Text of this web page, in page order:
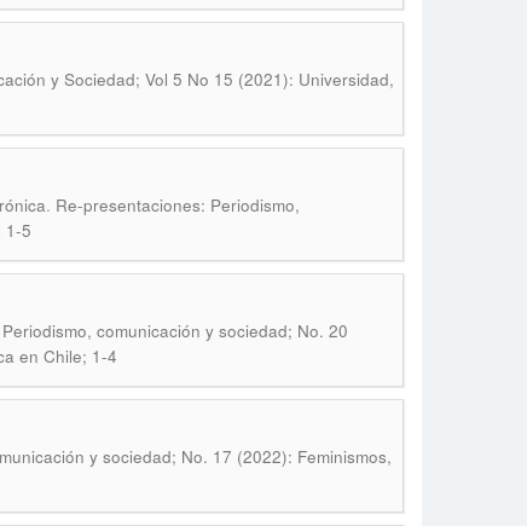
y Sociedad; Vol 5 No 15 (2021): Universidad,
. Re-presentaciones: Periodismo,
1-5
comunicación y sociedad; No. 20
en Chile; 1-4
y sociedad; No. 17 (2022): Feminismos,